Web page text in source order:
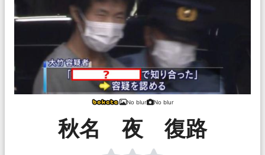
No blur No blur
秋名 夜 復路